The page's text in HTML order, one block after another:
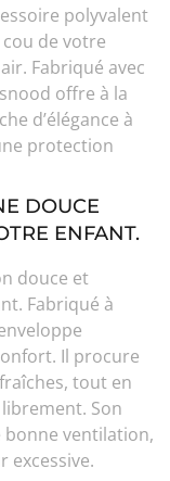
polyvalent
de votre
Fabriqué avec
offre à la
d’élégance à
protection
DOUCE
ENFANT.
douce et
Fabriqué à
Il procure
tout en
Son
ventilation,
excessive.